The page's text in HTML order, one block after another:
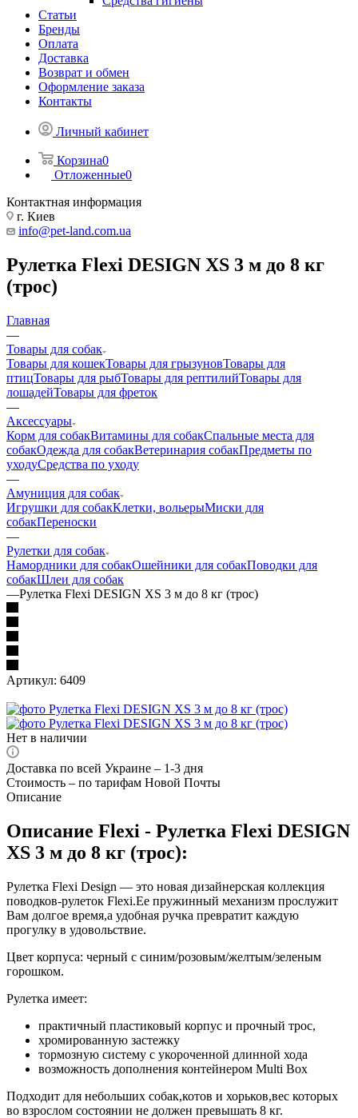
Статьи
Бренды
Оплата
Доставка
Возврат и обмен
Оформление заказа
Контакты
Личный кабинет
Корзина0
Отложенные0
Контактная информация
г. Киев
info@pet-land.com.ua
Рулетка Flexi DESIGN XS 3 м до 8 кг
(трос)
Главная
—
Товары для собак
Товары для кошекТовары для грызуновТовары для
птицТовары для рыбТовары для рептилийТовары для
лошадейТовары для фреток
—
Аксессуары
Корм для собакВитамины для собакСпальные места для
собакОдежда для собакВетеринария собакПредметы по
уходуСредства по уходу
—
Амуниция для собак
Игрушки для собакКлетки, вольерыМиски для
собакПереноски
—
Рулетки для собак
Намордники для собакОшейники для собакПоводки для
собакШлеи для собак
—Рулетка Flexi DESIGN XS 3 м до 8 кг (трос)
Артикул: 6409
Нет в наличии
Доставка по всей Украине – 1-3 дня
Стоимость – по тарифам Новой Почты
Описание
Описание Flexi - Рулетка Flexi DESIGN
XS 3 м до 8 кг (трос):
Рулетка Flexi Design ― это новая дизайнерская коллекция
поводков-рулеток Flexi.Ее пружинный механизм прослужит
Вам долгое время,а удобная ручка превратит каждую
прогулку в удовольствие.
Цвет корпуса: черный с синим/розовым/желтым/зеленым
горошком.
Рулетка имеет:
практичный пластиковый корпус и прочный трос,
хромированную застежку
тормозную систему с укороченной длинной хода
возможность дополнения контейнером Multi Box
Подходит для небольших собак,котов и хорьков,вес которых
во взрослом состоянии не должен превышать 8 кг.